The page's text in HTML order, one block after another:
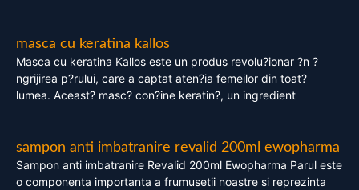
masca cu keratina kallos
Masca cu keratina Kallos este un produs revolu?ionar ?n ?
ngrijirea p?rului, care a captat aten?ia femeilor din toat?
lumea. Aceast? masc? con?ine keratin?, un ingredient
sampon anti imbatranire revalid 200ml ewopharma
Sampon anti imbatranire Revalid 200ml Ewopharma Parul este
o componenta importanta a frumusetii noastre si reprezinta